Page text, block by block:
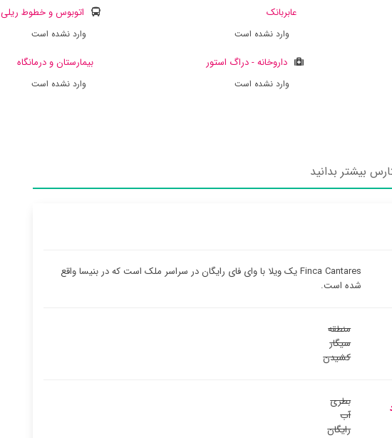
عابربانک
وارد نشده است
اتوبوس و خطوط ریلی
وارد نشده است
داروخانه - دراگ استور
وارد نشده است
بیمارستان و درمانگاه
وارد نشده است
بیشتر بدانید
Finca Cantares یک ویلا با وای فای رایگان در سراسر ملک است که در بنیسا واقع
شده است.
منطقه
سیگار
کشیدن
بطری
آب
رایگان